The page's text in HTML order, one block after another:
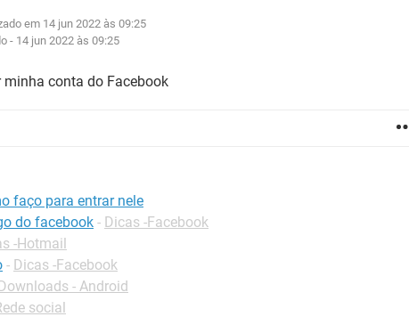
em 14 jun 2022 às 09:25
- 14 jun 2022 às 09:25
conta do Facebook
faço para entrar nele
do facebook - Dicas -Facebook
-Hotmail
- Dicas -Facebook
- Android
social